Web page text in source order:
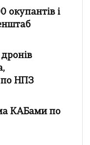
окупантів і
по НПЗ
КАБами по